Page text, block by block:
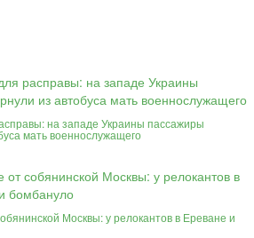
на западе Украины пассажиры
мать военнослужащего
Москвы: у релокантов в Ереване и